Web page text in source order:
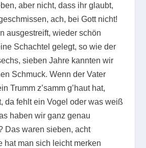
aber nicht, dass ihr glaubt,
ach, bei Gott nicht!
ausgestreift, wieder schön
Schachtel gelegt, so wie der
sieben Jahre kannten wir
Schmuck. Wenn der Vater
Trumm z’samm g’haut hat,
da fehlt ein Vogel oder was weiß
haben wir ganz genau
Das waren sieben, acht
hat man sich leicht merken